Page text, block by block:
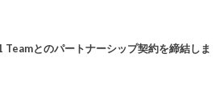
Teamとのパートナーシップ契約を締結しま